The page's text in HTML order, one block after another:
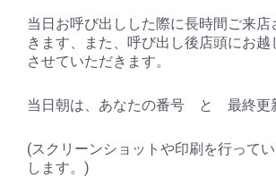
当日お呼び出しした際に長時間ご来
きます、また、呼び出し後店頭にお
させていただきます。
当日朝は、あなたの番号 と 最終更
(スクリーンショットや印刷を行って
します。)